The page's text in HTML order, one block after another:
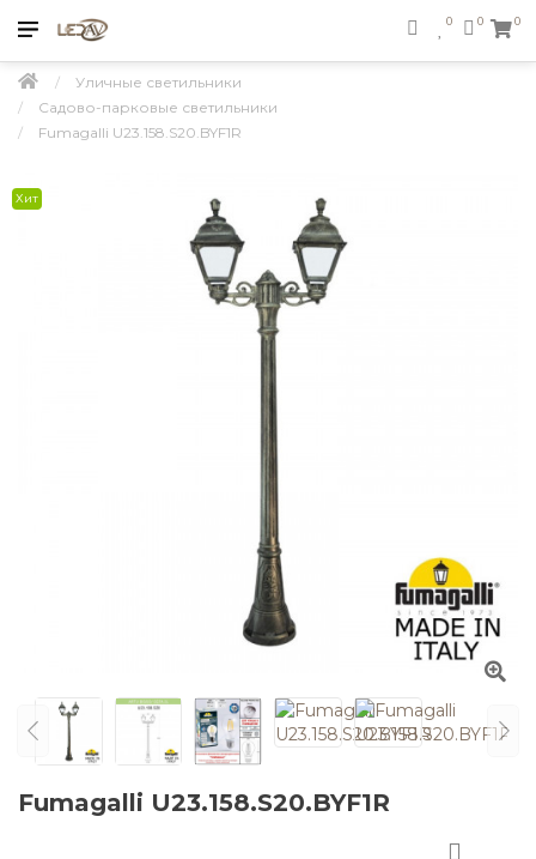
0
0 0
Уличные светильники
Садово-парковые светильники
Fumagalli U23.158.S20.BYF1R
Хит
Fumagalli U23.158.S20.BYF1R